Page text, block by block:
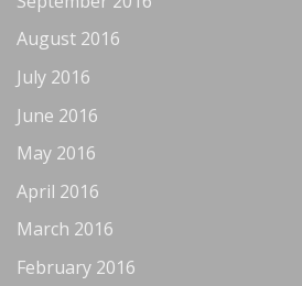
August 2016
July 2016
June 2016
May 2016
April 2016
March 2016
February 2016